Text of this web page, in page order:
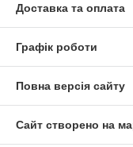
Доставка та оплата
Графік роботи
Повна версія сайту
Сайт створено на